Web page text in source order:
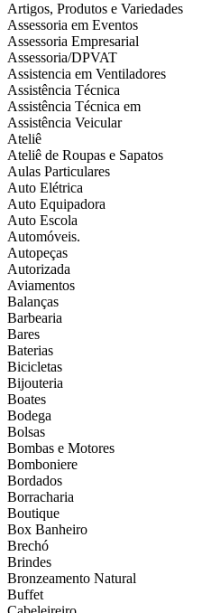
Artigos, Produtos e Variedades
Assessoria em Eventos
Assessoria Empresarial
Assessoria/DPVAT
Assistencia em Ventiladores
Assistência Técnica
Assistência Técnica em
Assistência Veicular
Ateliê
Ateliê de Roupas e Sapatos
Aulas Particulares
Auto Elétrica
Auto Equipadora
Auto Escola
Automóveis.
Autopeças
Autorizada
Aviamentos
Balanças
Barbearia
Bares
Baterias
Bicicletas
Bijouteria
Boates
Bodega
Bolsas
Bombas e Motores
Bomboniere
Bordados
Borracharia
Boutique
Box Banheiro
Brechó
Brindes
Bronzeamento Natural
Buffet